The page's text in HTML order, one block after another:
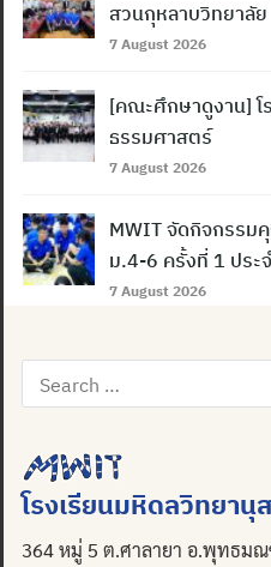
Search
for:
สวนกุหลาบวิทยาลัย
7 August 2026
[คณะศึกษาดูงาน] โ
ธรรมศาสตร์
7 August 2026
MWIT จัดกิจกรรม
ม.4-6 ครั้งที่ 1 ประ
7 August 2026
Search
for:
โรงเรียนมหิดลวิทยา
364 หมู่ 5 ต.ศาลายา อ.พุทธม